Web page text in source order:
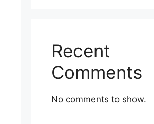
Recent
Comments
No comments to show.